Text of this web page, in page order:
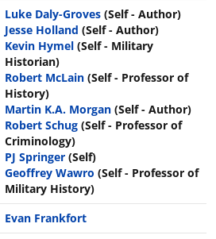
Luke Daly-Groves (Self - Author)
Jesse Holland (Self - Author)
Kevin Hymel (Self - Military
Historian)
Robert McLain (Self - Professor of
History)
Martin K.A. Morgan (Self - Author)
Robert Schug (Self - Professor of
Criminology)
PJ Springer (Self)
Geoffrey Wawro (Self - Professor of
Military History)
Evan Frankfort